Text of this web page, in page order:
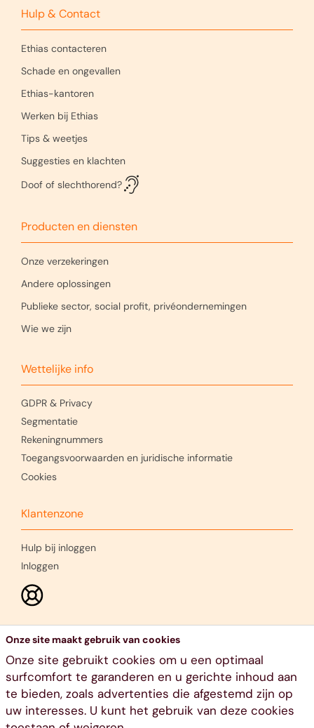
Hulp & Contact
Ethias contacteren
Schade en ongevallen
Ethias-kantoren
Werken bij Ethias
Tips & weetjes
Suggesties en klachten
Doof of slechthorend?
Producten en diensten
Onze verzekeringen
Andere oplossingen
Publieke sector, social profit, privéondernemingen
Wie we zijn
Wettelijke info
GDPR & Privacy
Segmentatie
Rekeningnummers
Toegangsvoorwaarden en juridische informatie
Cookies
Klantenzone
Hulp bij inloggen
Inloggen
Onze site maakt gebruik van cookies
Onze site gebruikt cookies om u een optimaal
surfcomfort te garanderen en u gerichte inhoud aan
te bieden, zoals advertenties die afgestemd zijn op
uw interesses. U kunt het gebruik van deze cookies